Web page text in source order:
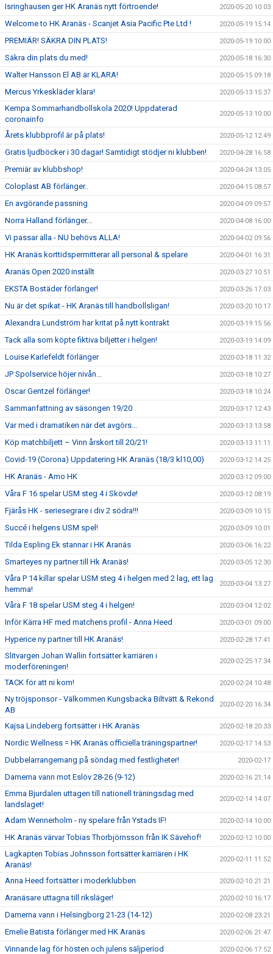
Isringhausen ger HK Aranäs nytt förtroende! 2020-05-20 10:03
Welcome to HK Aranäs - Scanjet Asia Pacific Pte Ltd ! 2020-05-19 15:14
PREMIÄR! SÄKRA DIN PLATS! 2020-05-19 10:00
Säkra din plats du med! 2020-05-18 16:30
Walter Hansson El AB är KLARA! 2020-05-15 09:18
Mercus Yrkeskläder klara! 2020-05-13 15:37
Kempa Sommarhandbollskola 2020! Uppdaterad
coronainfo
2020-05-13 10:00
Årets klubbprofil är på plats! 2020-05-12 12:49
Gratis ljudböcker i 30 dagar! Samtidigt stödjer ni klubben! 2020-04-28 16:58
Premiär av klubbshop! 2020-04-24 13:05
Coloplast AB förlänger.. 2020-04-15 08:57
En avgörande passning 2020-04-09 09:57
Norra Halland förlänger... 2020-04-08 16:00
Vi passar alla - NU behövs ALLA! 2020-04-02 09:56
HK Aranäs korttidspermitterar all personal & spelare 2020-04-01 16:31
Aranäs Open 2020 inställt 2020-03-27 10:51
EKSTA Bostäder förlänger! 2020-03-26 17:03
Nu är det spikat - HK Aranäs till handbollsligan! 2020-03-20 10:17
Alexandra Lundström har kritat på nytt kontrakt 2020-03-19 15:56
Tack alla som köpte fiktiva biljetter i helgen! 2020-03-19 14:09
Louise Karlefeldt förlänger 2020-03-18 11:32
JP Spolservice höjer nivån... 2020-03-18 10:27
Oscar Gentzel förlänger! 2020-03-18 10:24
Sammanfattning av säsongen 19/20 2020-03-17 12:43
Var med i dramatiken när det avgörs... 2020-03-13 13:58
Köp matchbiljett – Vinn årskort till 20/21! 2020-03-13 11:11
Covid-19 (Corona) Uppdatering HK Aranäs (18/3 kl10,00) 2020-03-12 14:25
HK Aranäs - Amo HK 2020-03-12 09:00
Våra F 16 spelar USM steg 4 i Skövde! 2020-03-12 08:19
Fjärås HK - seriesegrare i div 2 södra!!! 2020-03-09 10:15
Succé i helgens USM spel! 2020-03-09 10:01
Tilda Espling Ek stannar i HK Aranäs 2020-03-06 16:22
Smarteyes ny partner till Hk Aranäs! 2020-03-05 12:30
Våra P 14 killar spelar USM steg 4 i helgen med 2 lag, ett lag
hemma!
2020-03-04 13:27
Våra F 18 spelar USM steg 4 i helgen! 2020-03-04 12:02
Inför Kärra HF med matchens profil - Anna Heed 2020-03-01 09:00
Hyperice ny partner till HK Aranäs! 2020-02-28 17:41
Slitvargen Johan Wallin fortsätter karriären i
moderföreningen!
2020-02-25 17:34
TACK för att ni kom! 2020-02-24 10:48
Ny tröjsponsor - Välkommen Kungsbacka Biltvätt & Rekond
AB
2020-02-20 16:34
Kajsa Lindeberg fortsätter i HK Aranäs 2020-02-18 20:33
Nordic Wellness = HK Aranäs officiella träningspartner! 2020-02-17 14:53
Dubbelarrangemang på söndag med festligheter! 2020-02-17
Damerna vann mot Eslöv 28-26 (9-12) 2020-02-16 21:14
Emma Bjurdalen uttagen till nationell träningsdag med
landslaget!
2020-02-14 14:07
Adam Wennerholm - ny spelare från Ystads IF! 2020-02-14 10:00
HK Aranäs värvar Tobias Thorbjörnsson från IK Sävehof! 2020-02-12 10:00
Lagkapten Tobias Johnsson fortsätter karriären i HK
Aranäs!
2020-02-11 11:52
Anna Heed fortsätter i moderklubben 2020-02-10 21:21
Aranäsare uttagna till riksläger! 2020-02-10 16:17
Damerna vann i Helsingborg 21-23 (14-12) 2020-02-08 23:21
Emelie Batista förlänger med HK Aranäs 2020-02-06 21:47
Vinnande lag för hösten och julens säljperiod 2020-02-06 17:52